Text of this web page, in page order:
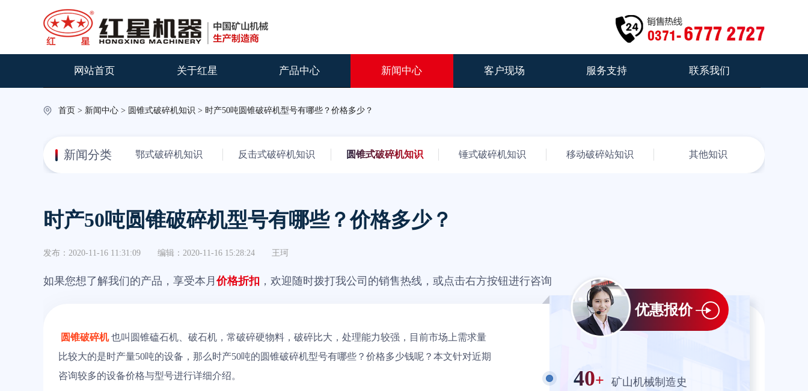
网站首页 关于红星 产品中心 新闻中心 客户现场 服务支持 联系我们
首页 > 新闻中心 > 圆锥式破碎机知识 > 时产50吨圆锥破碎机型号有哪些？价格多少？
新闻分类 鄂式破碎机知识 反击式破碎机知识 圆锥式破碎机知识 锤式破碎机知识 移动破碎站知识 其他知识
时产50吨圆锥破碎机型号有哪些？价格多少？
发布：2020-11-16 11:31:09 编辑：2020-11-16 15:28:24 王珂
如果您想了解我们的产品，享受本月价格折扣 ，欢迎随时拨打我公司的销售热线，或点击右方按钮进行咨询
圆锥破碎机 也叫圆锥磕石机、破石机，常破碎硬物料，破碎比大，处理能力较强，目前市场上需求量
比较大的是时产量50吨的设备，那么时产50吨的圆锥破碎机型号有哪些？价格多少钱呢？本文针对近期
咨询较多的设备价格与型号进行详细介绍。
优惠报价
40+ 矿山机械制造史